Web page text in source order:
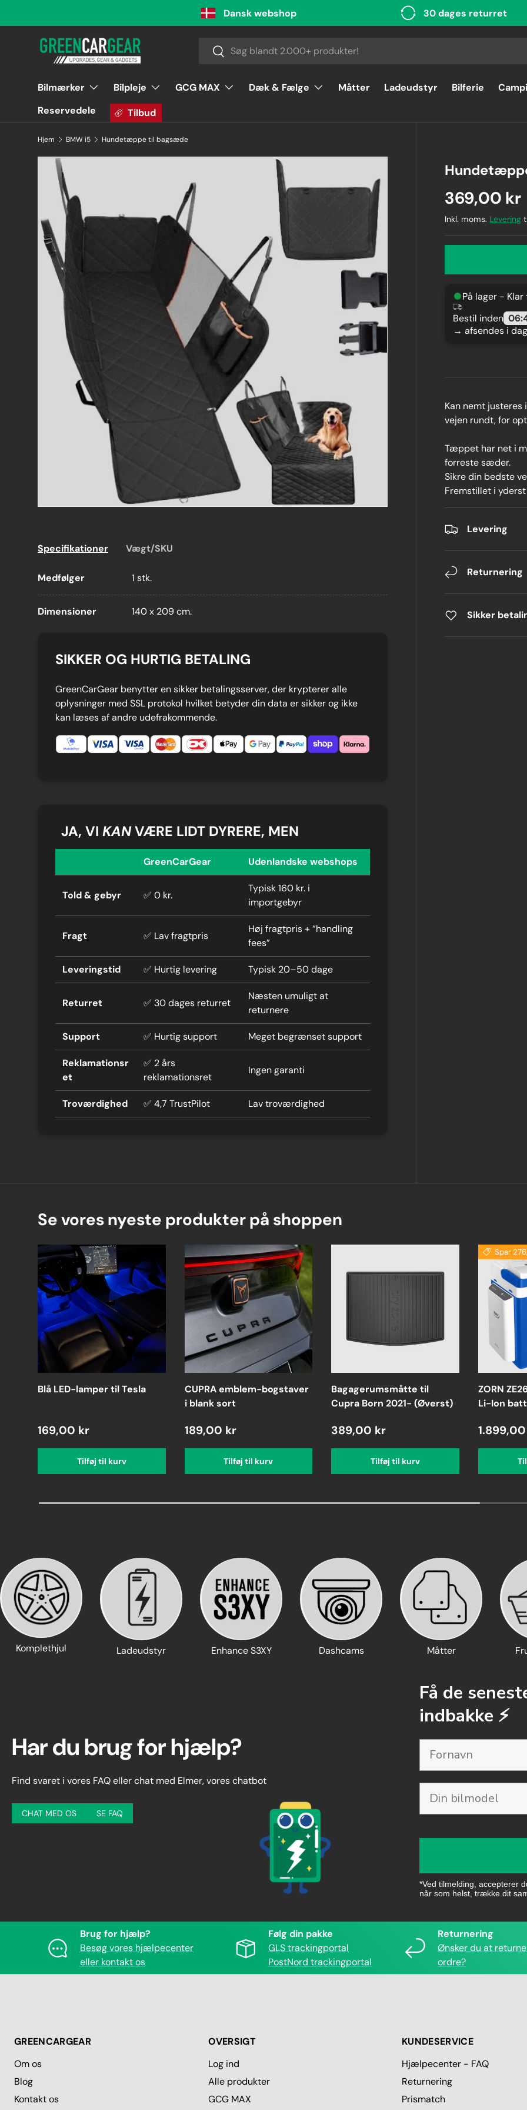
Dansk webshop 30 dages returret
Søg
Bilmærker Bilpleje GCG MAX Dæk & Fælge Måtter Ladeudstyr Bilferie
Reservedele
Tilbud
Hjem BMW i5 Hundetæppe til bagsæde
369,00 kr
Inkl. moms. Levering
På lager -
Bestil inden
→ afsendes i
Kan nemt
vejen rundt, for
Tæppet har net i
forreste sæder.
Sikre din bedste
Fremstillet i
Levering
Returnering
Sikker
Specifikationer Vægt/SKU
Medfølger 1 stk.
Dimensioner 140 x 209 cm.
SIKKER OG HURTIG BETALING
GreenCarGear benytter en sikker betalingsserver, der krypterer alle
oplysninger med SSL protokol hvilket betyder din data er sikker og ikke
kan læses af andre udefrakommende.
JA, VI KANVÆRE LIDT DYRERE, MEN
GreenCarGear Udenlandske webshops
Told & gebyr ✅ 0 kr.
Typisk 160 kr. i
importgebyr
Fragt ✅ Lav fragtpris
Høj fragtpris + “handling
fees”
Leveringstid ✅ Hurtig levering Typisk 20–50 dage
Returret ✅ 30 dages returret
Næsten umuligt at
returnere
Support ✅ Hurtig support Meget begrænset support
Reklamationsr
et
✅ 2 års
reklamationsret
Ingen garanti
Troværdighed ✅ 4,7 TrustPilot Lav troværdighed
Se vores nyeste produkter på shoppen
Blå LED-lamper til Tesla
169,00 kr
Tilføj til kurv
CUPRA emblem-bogstaver
i blank sort
189,00 kr
Tilføj til kurv
Bagagerumsmåtte til
Cupra Born 2021- (Øverst)
389,00 kr
Tilføj til kurv
Spar
ZORN
Li-Ion
Komplethjul Ladeudstyr Enhance S3XY Dashcams Måtter
Har du brug for hjælp?
Find svaret i vores FAQ eller chat med Elmer, vores chatbot
CHAT MED OS SE FAQ
Få de
indbakke ⚡️
*Ved tilmelding, accepterer
når som helst, trække dit
Brug for hjælp?
Besøg vores hjælpecenter
eller kontakt os
Følg din pakke
GLS trackingportal
PostNord trackingportal
Returnering
Ønsker du at
ordre?
GREENCARGEAR
Om os
Blog
Kontakt os
OVERSIGT
Log ind
Alle produkter
GCG MAX
KUNDESERVICE
Hjælpecenter - FAQ
Returnering
Prismatch